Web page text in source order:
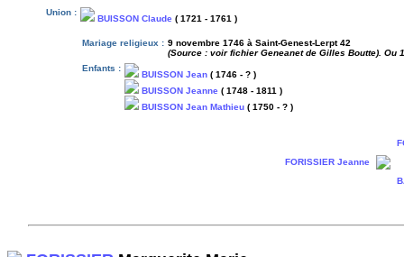
Union :
BUISSON Claude ( 1721 - 1761 )
Mariage religieux : 9 novembre 1746 à Saint-Genest-Lerpt 42
(Source : voir fichier Geneanet de Gilles Boutte). Ou
Enfants :
BUISSON Jean ( 1746 - ? )
BUISSON Jeanne ( 1748 - 1811 )
BUISSON Jean Mathieu ( 1750 - ? )
FORISSIER Jeanne